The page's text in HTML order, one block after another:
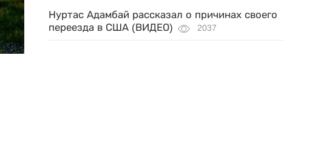
Нуртас Адамбай рассказал о причинах своего
переезда в США (ВИДЕО)
2037